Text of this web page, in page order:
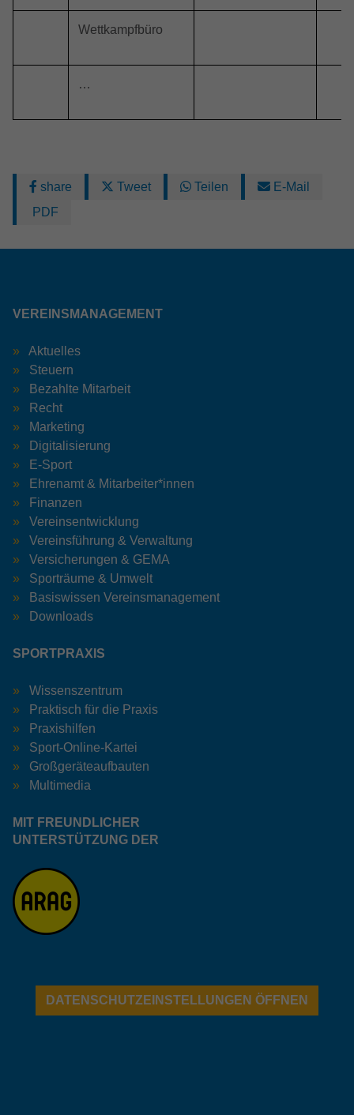
Wettkampfbüro
…
share Tweet Teilen
E-Mail
PDF
VEREINSMANAGEMENT
Aktuelles
Steuern
Bezahlte Mitarbeit
Recht
Marketing
Digitalisierung
E-Sport
Ehrenamt & Mitarbeiter*innen
Finanzen
Vereinsentwicklung
Vereinsführung & Verwaltung
Versicherungen & GEMA
Sporträume & Umwelt
Basiswissen Vereinsmanagement
Downloads
SPORTPRAXIS
Wissenszentrum
Praktisch für die Praxis
Praxishilfen
Sport-Online-Kartei
Großgeräteaufbauten
Multimedia
MIT FREUNDLICHER
UNTERSTÜTZUNG DER
DATENSCHUTZEINSTELLUNGEN ÖFFNEN